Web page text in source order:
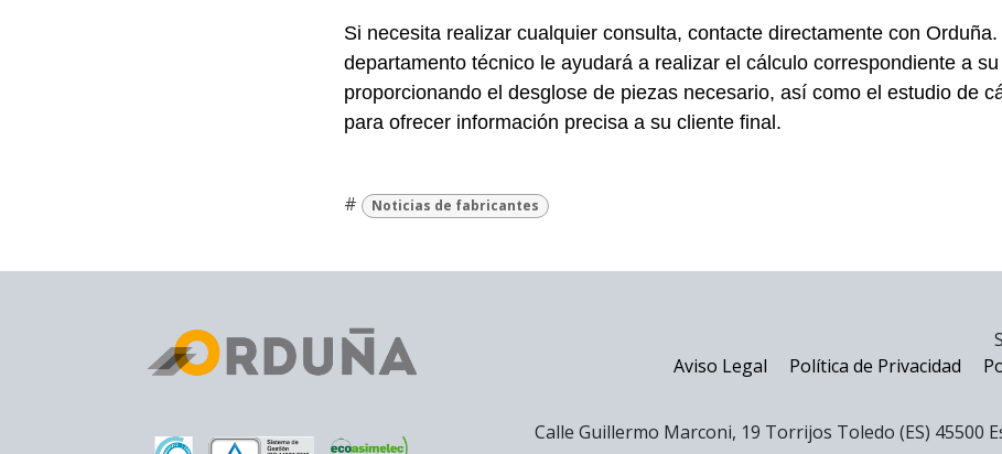
Si necesita realizar cualquier consulta, contacte directamente con Orduña.
departamento técnico le ayudará a realizar el cálculo correspondiente a
proporcionando el desglose de piezas necesario, así como el estudio de
para ofrecer información precisa a su cliente final.
# Noticias de fabricantes
S
Aviso Legal
Política de Privacidad
Calle Guillermo Marconi, 19 Torrijos Toledo (ES) 45500